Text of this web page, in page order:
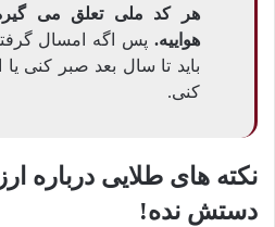
هر کد ملی تعلق می
هواییه. پس اگه امسال
باید تا سال بعد صبر کنی یا
کنی.
نکته های طلایی درباره
دستش نده!